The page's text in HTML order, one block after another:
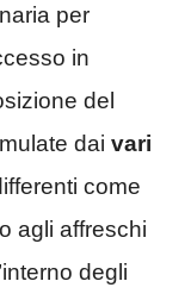
per
in
del
dai vari
come
agli affreschi
degli